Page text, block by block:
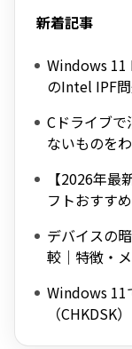
新着記事
Windows 11
のIntel IPF
Cドライブ
ないものを
【2026年
フトおすす
デバイスの
較｜特徴・
Windows 11
（CHKDSK